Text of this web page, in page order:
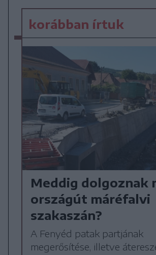
korábban írtuk
Meddig dolgoznak
országút máréfalvi
szakaszán?
A Fenyéd patak partjának
megerősítése, illetve